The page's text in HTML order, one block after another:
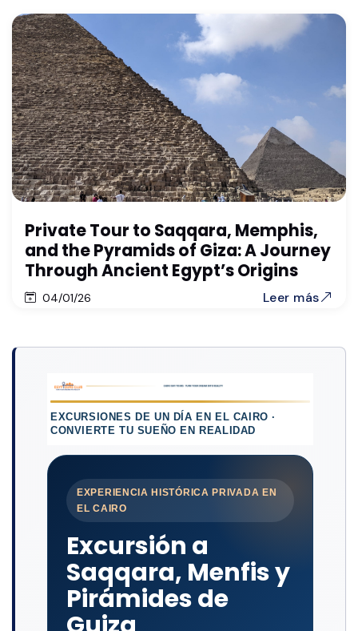
Private Tour to Saqqara, Memphis,
and the Pyramids of Giza: A Journey
Through Ancient Egypt’s Origins
04/01/26 Leer más
EXCURSIONES DE UN DÍA EN EL CAIRO ·
CONVIERTE TU SUEÑO EN REALIDAD
EXPERIENCIA HISTÓRICA PRIVADA EN
EL CAIRO
Excursión a
Saqqara, Menfis y
Pirámides de